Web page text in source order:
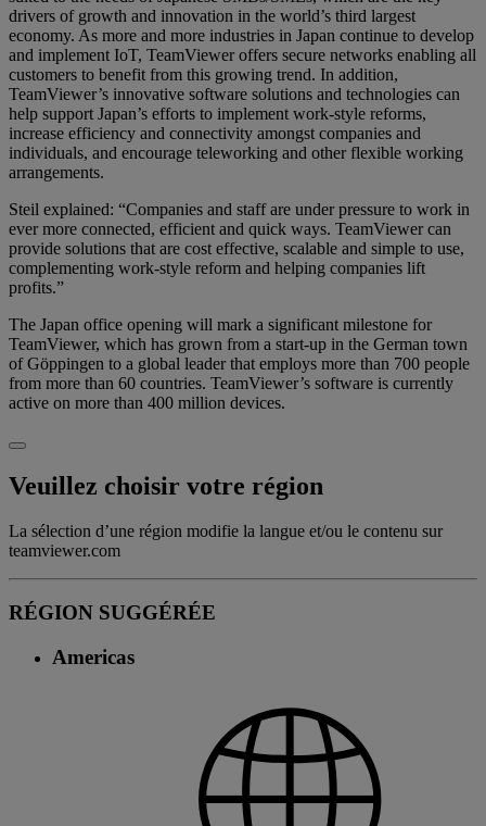
drivers of growth and innovation in the world’s third largest
economy. As more and more industries in Japan continue to develop
and implement IoT, TeamViewer offers secure networks enabling all
customers to benefit from this growing trend. In addition,
TeamViewer’s innovative software solutions and technologies can
help support Japan’s efforts to implement work-style reforms,
increase efficiency and connectivity amongst companies and
individuals, and encourage teleworking and other flexible working
arrangements.
Steil explained: “Companies and staff are under pressure to work in
ever more connected, efficient and quick ways. TeamViewer can
provide solutions that are cost effective, scalable and simple to use,
complementing work-style reform and helping companies lift
profits.”
The Japan office opening will mark a significant milestone for
TeamViewer, which has grown from a start-up in the German town
of Göppingen to a global leader that employs more than 700 people
from more than 60 countries. TeamViewer’s software is currently
active on more than 400 million devices.
Veuillez choisir votre région
La sélection d’une région modifie la langue et/ou le contenu sur
teamviewer.com
RÉGION SUGGÉRÉE
Americas